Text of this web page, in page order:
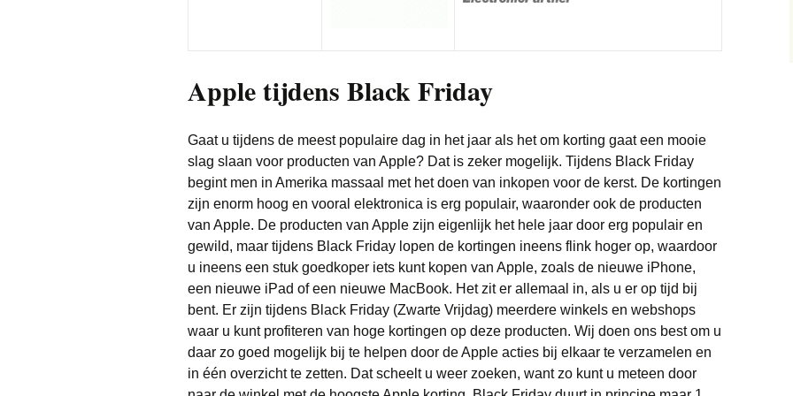
Xbox deals
Scheerapparaten deals
Soundbar deals
Stofzuigers deals
Tablets deals
Telefoon deals
Televisie deals
deals
Meubels deals
Philips Hue deals
Sanitair deals
Robotmaaier deals
Bladblazer
Vloerkleden deals
Apple tijdens Black Friday
Gaat u tijdens de meest populaire dag in het jaar als het om korting gaat een mooie
slag slaan voor producten van Apple? Dat is zeker mogelijk. Tijdens Black Friday
begint men in Amerika massaal met het doen van inkopen voor de kerst. De kortingen
zijn enorm hoog en vooral elektronica is erg populair, waaronder ook de producten
van Apple. De producten van Apple zijn eigenlijk het hele jaar door erg populair en
gewild, maar tijdens Black Friday lopen de kortingen ineens flink hoger op, waardoor
u ineens een stuk goedkoper iets kunt kopen van Apple, zoals de nieuwe iPhone,
een nieuwe iPad of een nieuwe MacBook. Het zit er allemaal in, als u er op tijd bij
bent. Er zijn tijdens Black Friday (Zwarte Vrijdag) meerdere winkels en webshops
waar u kunt profiteren van hoge kortingen op deze producten. Wij doen ons best om u
daar zo goed mogelijk bij te helpen door de Apple acties bij elkaar te verzamelen en
in één overzicht te zetten. Dat scheelt u weer zoeken, want zo kunt u meteen door